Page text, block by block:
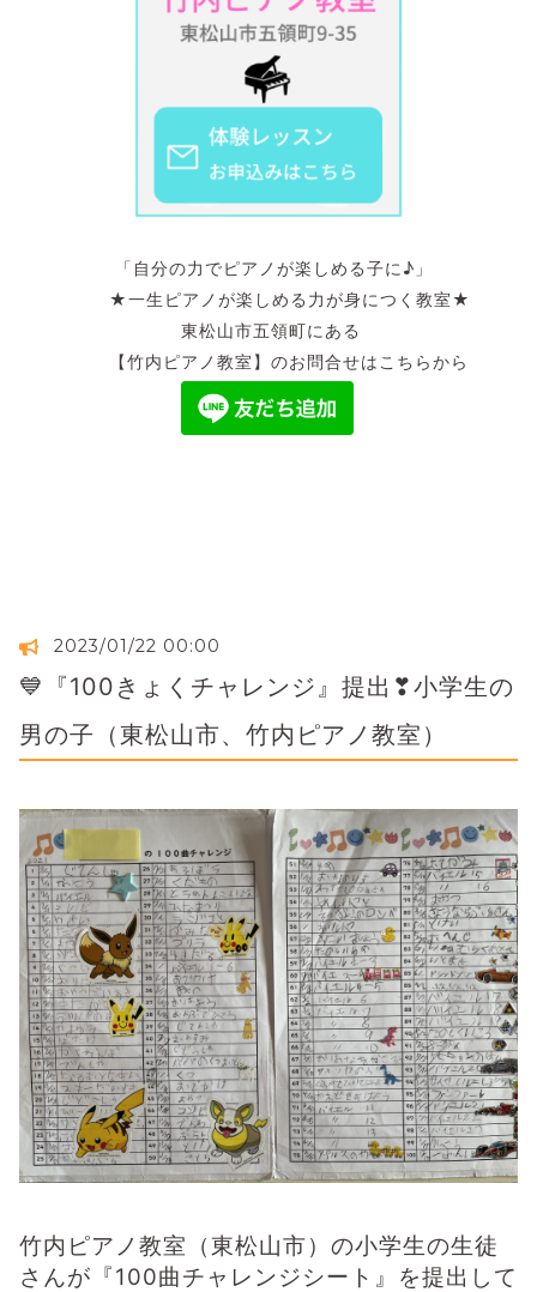
「自分の力でピアノが楽しめる子に♪」
★一生ピアノが楽しめる力が身につく教室★
東松山市五領町にある
【竹内ピアノ教室】のお問合せはこちらから
2023/01/22 00:00
💙『100きょくチャレンジ』提出❣小学生の
男の子（東松山市、竹内ピアノ教室）
竹内ピアノ教室（東松山市）の小学生の生徒
さんが『100曲チャレンジシート』を提出して